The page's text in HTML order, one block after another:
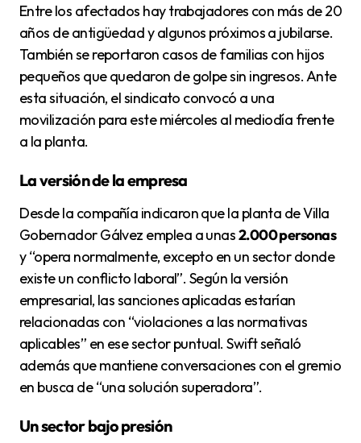
Entre los afectados hay trabajadores con más de 20
años de antigüedad y algunos próximos a jubilarse.
También se reportaron casos de familias con hijos
pequeños que quedaron de golpe sin ingresos. Ante
esta situación, el sindicato convocó a una
movilización para este miércoles al mediodía frente
a la planta.
La versión de la empresa
Desde la compañía indicaron que la planta de Villa
Gobernador Gálvez emplea a unas2.000 personas
y “opera normalmente, excepto en un sector donde
existe un conflicto laboral”. Según la versión
empresarial, las sanciones aplicadas estarían
relacionadas con “violaciones a las normativas
aplicables” en ese sector puntual. Swift señaló
además que mantiene conversaciones con el gremio
en busca de “una solución superadora”.
Un sector bajo presión